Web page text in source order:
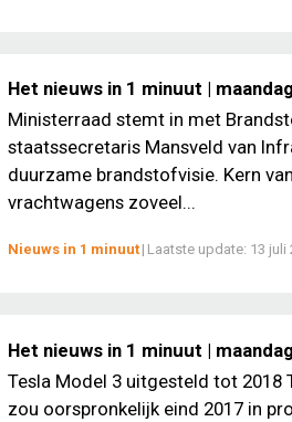
Het nieuws in 1 minuut |
Ministerraad stemt in met
staatssecretaris Mansveld van
duurzame brandstofvisie. Kern
vrachtwagens zoveel...
Nieuws in 1 minuut | Laatste update: 13 juli
Het nieuws in 1 minuut |
Tesla Model 3 uitgesteld tot 2018
zou oorspronkelijk eind 2017 in